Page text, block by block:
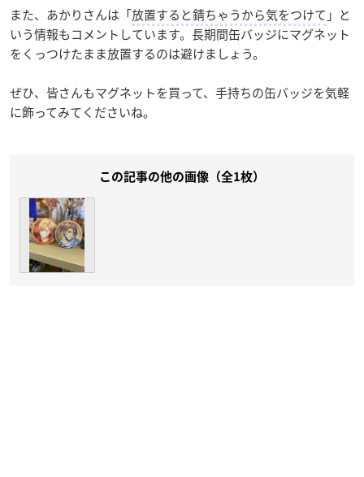
また、あかりさんは「放置すると錆ちゃうから気をつけて 」と
いう情報もコメントしています。長期間缶バッジにマグネット
をくっつけたまま放置するのは避けましょう。
ぜひ、皆さんもマグネットを買って、手持ちの缶バッジを気軽
に飾ってみてくださいね。
この記事の他の画像（全1枚）